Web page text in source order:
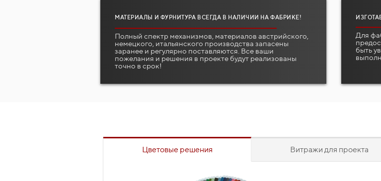
МАТЕРИАЛЫ И ФУРНИТУРА ВСЕГДА В НАЛИЧИИ НА ФАБРИКЕ!
Полный спектр механизмов, материалов австрийского,
немецкого, итальянского производства запасены
заранее и регулярно поставляются. Все ваши
пожелания и решения в проекте будут реализованы
точно в срок!
Для
быть
Цветовые решения Витражи для проекта
Для каждого проекта индивидуально